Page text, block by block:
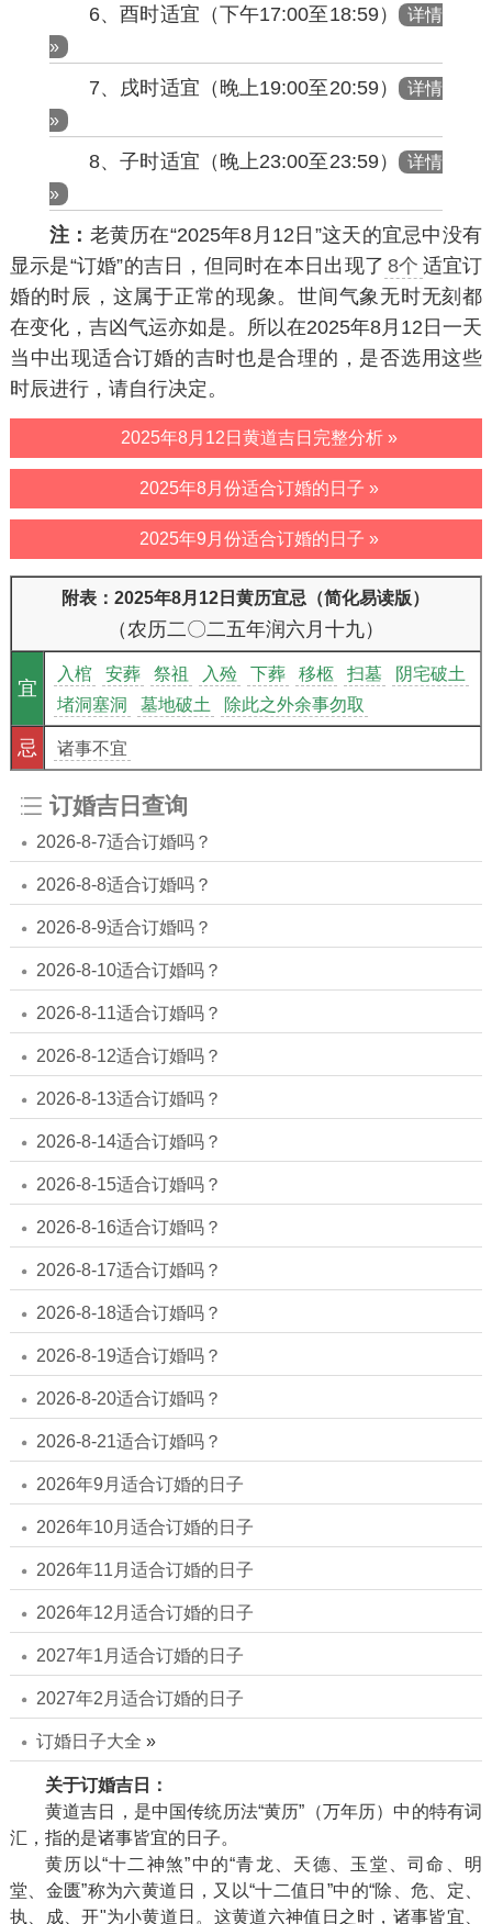
6、酉时适宜（下午17:00至18:59）
详情
»
7、戌时适宜（晚上19:00至20:59）
详情
»
8、子时适宜（晚上23:00至23:59）
详情
»
注： 老黄历在“2025年8月12日”这天的宜忌中没有
显示是“订婚”的吉日，但同时在本日出现了 8个 适宜订
婚的时辰，这属于正常的现象。世间气象无时无刻都
在变化，吉凶气运亦如是。所以在2025年8月12日一天
当中出现适合订婚的吉时也是合理的，是否选用这些
时辰进行，请自行决定。
2025年8月12日黄道吉日完整分析 »
2025年8月份适合订婚的日子 »
2025年9月份适合订婚的日子 »
附表：2025年8月12日黄历宜忌（简化易读版）
（农历二〇二五年润六月十九）
宜
入棺 安葬 祭祖 入殓 下葬 移柩 扫墓
阴宅破土
堵洞塞洞
墓地破土
除此之外余事勿取
忌
诸事不宜
订婚吉日查询
2026-8-7适合订婚吗？
2026-8-8适合订婚吗？
2026-8-9适合订婚吗？
2026-8-10适合订婚吗？
2026-8-11适合订婚吗？
2026-8-12适合订婚吗？
2026-8-13适合订婚吗？
2026-8-14适合订婚吗？
2026-8-15适合订婚吗？
2026-8-16适合订婚吗？
2026-8-17适合订婚吗？
2026-8-18适合订婚吗？
2026-8-19适合订婚吗？
2026-8-20适合订婚吗？
2026-8-21适合订婚吗？
2026年9月适合订婚的日子
2026年10月适合订婚的日子
2026年11月适合订婚的日子
2026年12月适合订婚的日子
2027年1月适合订婚的日子
2027年2月适合订婚的日子
订婚日子大全 »
关于订婚吉日：
黄道吉日，是中国传统历法“黄历”（万年历）中的特有词
汇，指的是诸事皆宜的日子。
黄历以“十二神煞”中的“青龙、天德、玉堂、司命、明
堂、金匮”称为六黄道日，又以“十二值日”中的“除、危、定、
执、成、开"为小黄道日。这黄道六神值日之时，诸事皆宜、